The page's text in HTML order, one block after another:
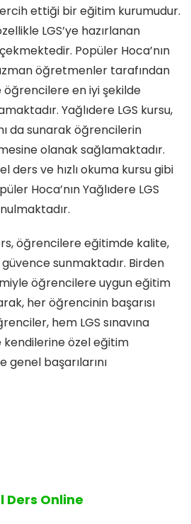
ettiği bir eğitim kurumudur.
LGS’ye hazırlanan
Popüler Hoca’nın
öğretmenler tarafından
en iyi şekilde
Yağlıdere LGS kursu,
da sunarak öğrencilerin
olanak sağlamaktadır.
ders ve hızlı okuma kursu gibi
Hoca’nın Yağlıdere LGS
öğrencilere eğitimde kalite,
sunmaktadır. Birden
öğrencilere uygun eğitim
her öğrencinin başarısı
hem LGS sınavına
kendilerine özel eğitim
genel başarılarını
Ders Online